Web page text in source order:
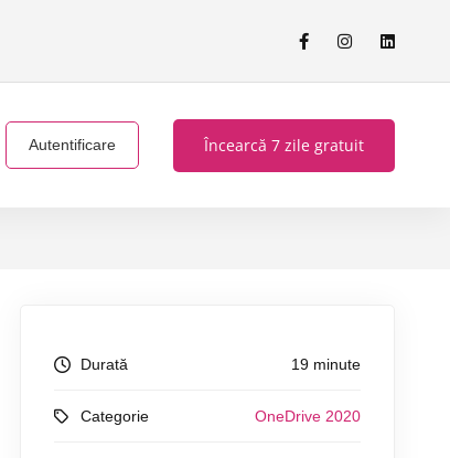
Autentificare Încearcă 7 zile gratuit
Durată 19 minute
Categorie OneDrive 2020